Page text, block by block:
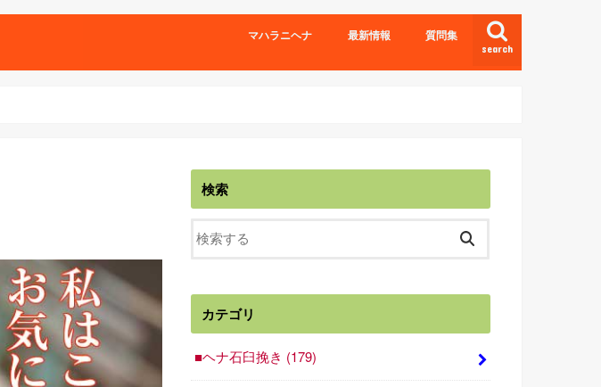
search
マハラニヘナ 最新情報 質問集
検索
カテゴリ
■ヘナ石臼挽き (179)